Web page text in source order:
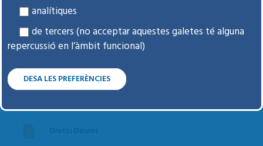
Voluntats anticipades
Donar òrgans i teixits
Espai d'opinió
analítiques
de tercers (no acceptar aquestes galetes té alguna
repercussió en l’àmbit funcional)
DESA LES PREFERÈNCIES